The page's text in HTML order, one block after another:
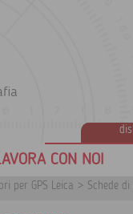
CON NOI
per GPS Leica > Schede